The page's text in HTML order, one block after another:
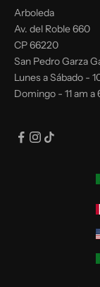
Arboleda
Av. del Roble 660
CP 66220
San Pedro Garza
Lunes a Sábado -
Domingo - 11 am a